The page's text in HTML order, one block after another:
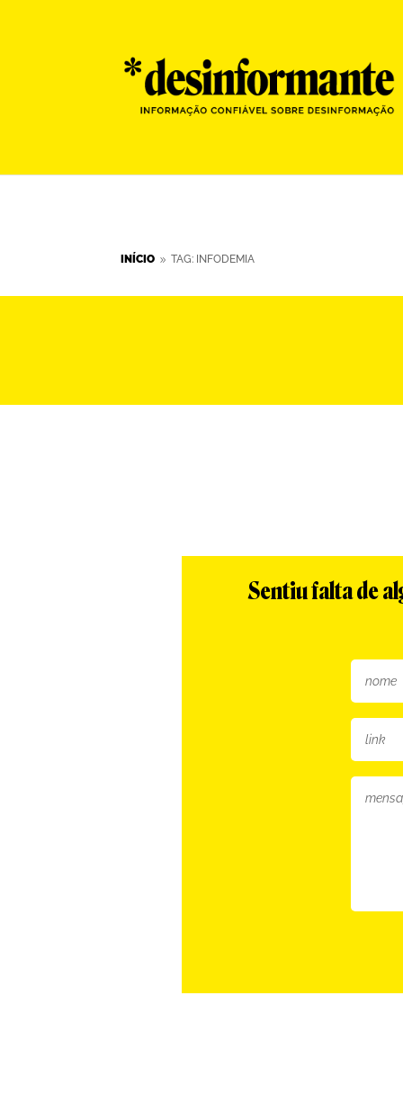
INÍCIO 9 TAG: INFODEMIA
Sentiu falta de